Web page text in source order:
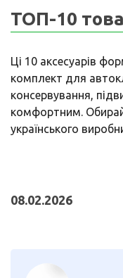
ТОП-10
Ці 10 аксесуарів
комплект для
консервування,
комфортним.
українського
08.02.2026